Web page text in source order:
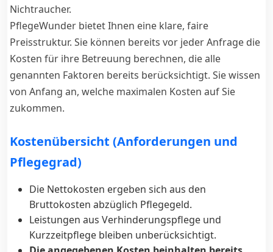
Nichtraucher.
PflegeWunder bietet Ihnen eine klare, faire
Preisstruktur. Sie können bereits vor jeder Anfrage die
Kosten für ihre Betreuung berechnen, die alle
genannten Faktoren bereits berücksichtigt. Sie wissen
von Anfang an, welche maximalen Kosten auf Sie
zukommen.
Kostenübersicht (Anforderungen und
Pflegegrad)
Die Nettokosten ergeben sich aus den
Bruttokosten abzüglich Pflegegeld.
Leistungen aus Verhinderungspflege und
Kurzzeitpflege bleiben unberücksichtigt.